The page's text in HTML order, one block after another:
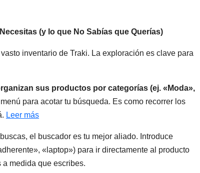
(y lo que No Sabías que Querías)
inventario de Traki. La exploración es clave para
sus productos por categorías (ej. «Moda»,
para acotar tu búsqueda. Es como recorrer los
Leer más
el buscador es tu mejor aliado. Introduce
«laptop») para ir directamente al producto
medida que escribes.